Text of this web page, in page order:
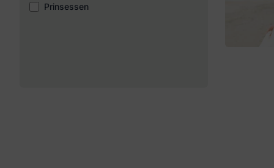
Prinsessen